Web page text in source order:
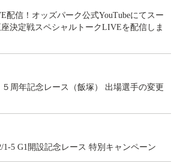
配信！オッズパーク公式YouTubeにてスー
決定戦スペシャルトークLIVEを配信しま
周年記念レース（飯塚） 出場選手の変更
5 G1開設記念レース 特別キャンペーン